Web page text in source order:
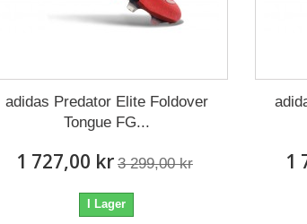
adidas Predator Elite Foldover
Tongue FG...
1 727,00 kr 3 299,00 kr
I Lager
1